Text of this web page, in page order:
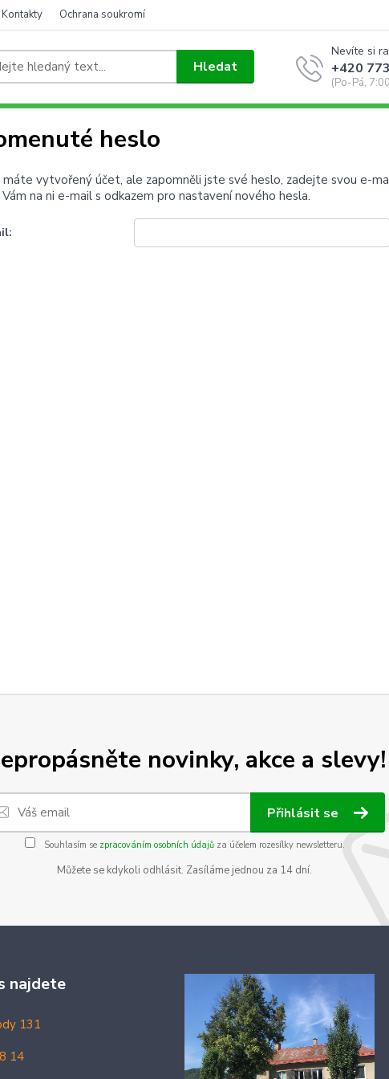
Kontakty Ochrana soukromí
Hledat
Nevíte si
+420
(Po-Pá,
heslo
máte vytvořený účet, ale zapomněli jste své heslo, zadejte svou e-
na ni e-mail s odkazem pro nastavení nového hesla.
novinky, akce a slevy!
Přihlásit se
Souhlasím se zpracováním osobních údajůza účelem rozesílky newsletteru.
Můžete se kdykoli odhlásit. Zasíláme jednou za 14 dní.
najdete
131
14